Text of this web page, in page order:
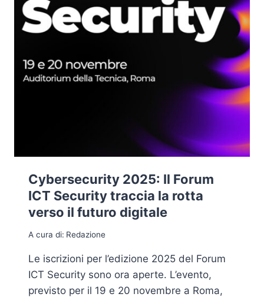
Cybersecurity 2025: Il Forum
ICT Security traccia la rotta
verso il futuro digitale
A cura di: Redazione
Le iscrizioni per l’edizione 2025 del Forum
ICT Security sono ora aperte. L’evento,
previsto per il 19 e 20 novembre a Roma,